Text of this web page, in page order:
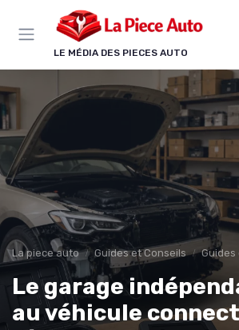
LE MÉDIA DES PIECES AUTO
La piece auto Guides et Conseils
Le garage
au véhicule
Panneau de gestion des cookies